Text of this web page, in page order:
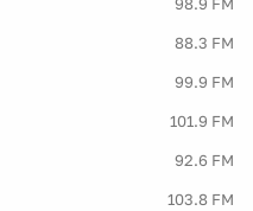
98.9 FM
88.3 FM
99.9 FM
101.9 FM
92.6 FM
103.8 FM